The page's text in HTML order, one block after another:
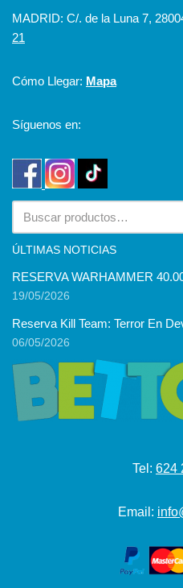
MADRID: C/. de la Luna 7,
21
Cómo Llegar: Mapa
Síguenos en:
ÚLTIMAS NOTICIAS
RESERVA WARHAMMER
19/05/2026
Reserva Kill Team: Terror En
06/05/2026
Tel: 624
Email: